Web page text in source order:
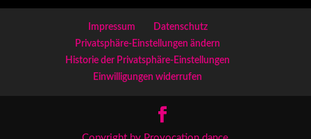
Impressum
Datenschutz
Privatsphäre-Einstellungen ändern
Historie der Privatsphäre-Einstellungen
Einwilligungen widerrufen